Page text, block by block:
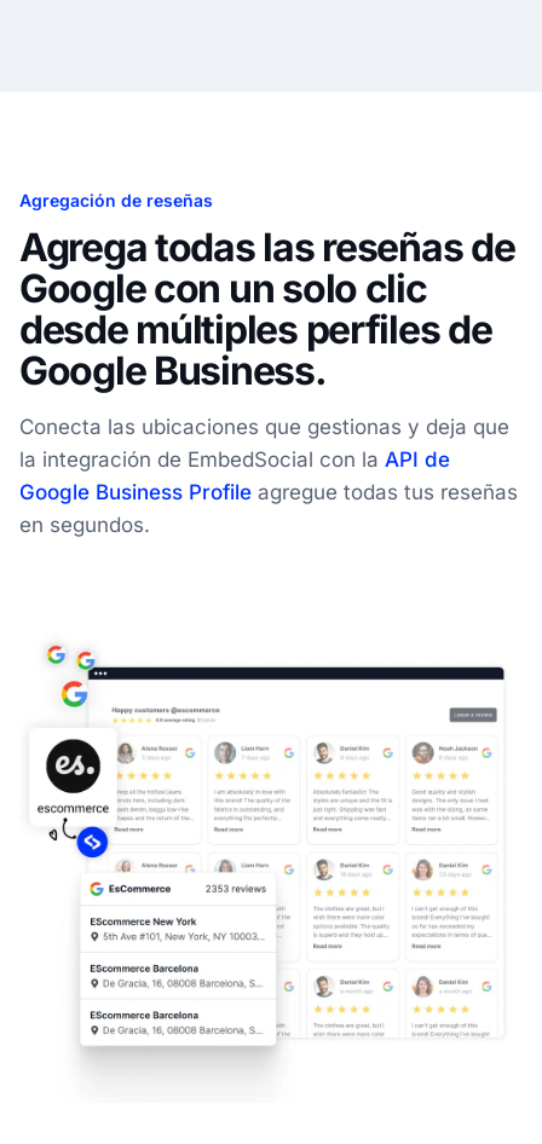
Agregación de reseñas
Agrega todas las reseñas de
Google con un solo clic
desde múltiples perfiles de
Google Business.
Conecta las ubicaciones que gestionas y deja que
la integración de EmbedSocial con la API de
Google Business Profile agregue todas tus reseñas
en segundos.